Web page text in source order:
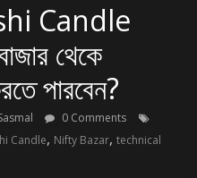
Candle
থেকে
পারবেন?
0 Comments
Candle, Nifty Bazar,technical